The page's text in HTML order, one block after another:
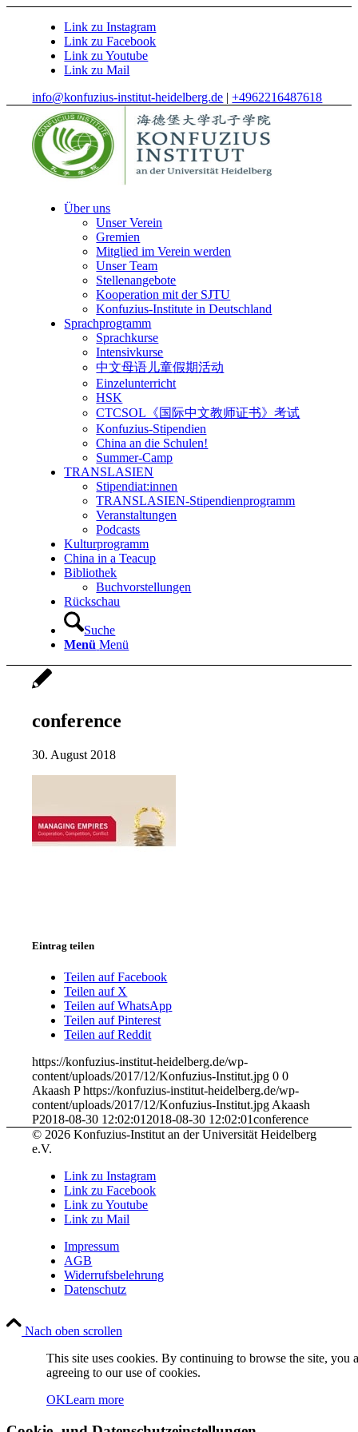
Link zu Instagram
Link zu Facebook
Link zu Youtube
Link zu Mail
info@konfuzius-institut-heidelberg.de |+4962216487618
Über uns
Unser Verein
Gremien
Mitglied im Verein werden
Unser Team
Stellenangebote
Kooperation mit der SJTU
Konfuzius-Institute in Deutschland
Sprachprogramm
Sprachkurse
Intensivkurse
中文母语儿童假期活动
Einzelunterricht
HSK
CTCSOL《国际中文教师证书》考试
Konfuzius-Stipendien
China an die Schulen!
Summer-Camp
TRANSLASIEN
Stipendiat:innen
TRANSLASIEN-Stipendienprogramm
Veranstaltungen
Podcasts
Kulturprogramm
China in a Teacup
Bibliothek
Buchvorstellungen
Rückschau
Suche
Menü Menü
conference
30. August 2018
Eintrag teilen
Teilen auf Facebook
Teilen auf X
Teilen auf WhatsApp
Teilen auf Pinterest
Teilen auf Reddit
https://konfuzius-institut-heidelberg.de/wp-
content/uploads/2017/12/Konfuzius-Institut.jpg 0 0
Akaash P https://konfuzius-institut-heidelberg.de/wp-
content/uploads/2017/12/Konfuzius-Institut.jpg Akaash
P2018-08-30 12:02:01 2018-08-30 12:02:01conference
© 2026 Konfuzius-Institut an der Universität Heidelberg
e.V.
Link zu Instagram
Link zu Facebook
Link zu Youtube
Link zu Mail
Impressum
AGB
Widerrufsbelehrung
Datenschutz
Nach oben scrollen
This site uses cookies. By continuing to browse the site, you
agreeing to our use of cookies.
OKLearn more